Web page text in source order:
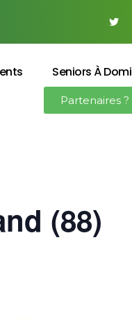
Seniors À
Partenaires
(88)